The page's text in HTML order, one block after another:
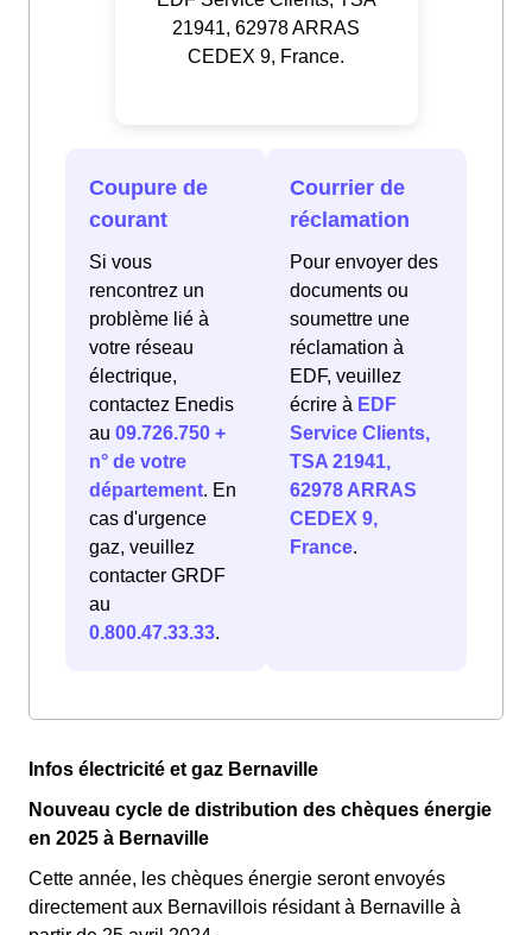
21941, 62978 ARRAS
CEDEX 9, France.
Coupure de
courant
Si vous
rencontrez un
problème lié à
votre réseau
électrique,
contactez Enedis
au 09.726.750 +
n° de votre
département. En
cas d'urgence
gaz, veuillez
contacter GRDF
au
0.800.47.33.33.
Courrier de
réclamation
Pour envoyer des
documents ou
soumettre une
réclamation à
EDF, veuillez
écrire à EDF
Service Clients,
TSA 21941,
62978 ARRAS
CEDEX 9,
France.
Infos électricité et gaz Bernaville
Nouveau cycle de distribution des chèques énergie
en 2025 à Bernaville
Cette année, les chèques énergie seront envoyés
directement aux Bernavillois résidant à Bernaville à